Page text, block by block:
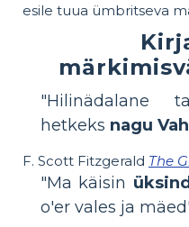
esile tuua ümbritseva
"Hilinädalane
hetkeks nagu
F. Scott Fitzgerald The
"Ma käisin
o'er vales ja